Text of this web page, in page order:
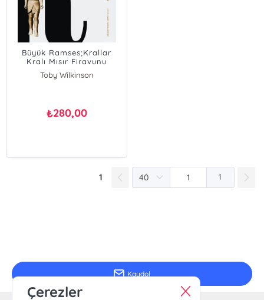
Büyük Ramses;Krallar
Kralı Mısır Firavunu
Toby Wilkinson
₺280,00
1 1
Kaydol
Çerezler